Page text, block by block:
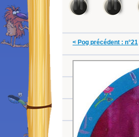
< Pog précédent : n°21